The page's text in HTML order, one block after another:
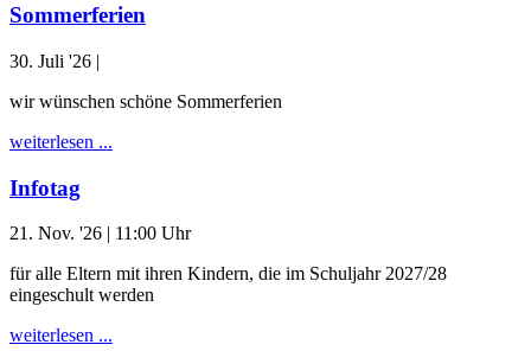
Sommerferien
30. Juli '26 |
wir wünschen schöne Sommerferien
weiterlesen ...
Infotag
21. Nov. '26 | 11:00 Uhr
für alle Eltern mit ihren Kindern, die im Schuljahr 2027/28
eingeschult werden
weiterlesen ...